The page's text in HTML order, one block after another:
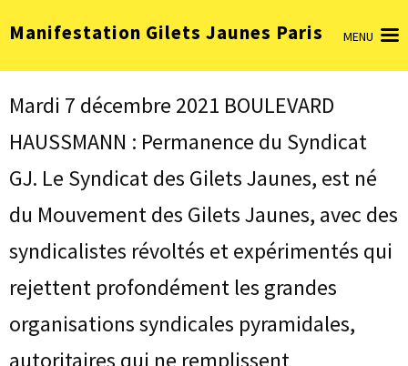
au
(Pressez
Entrée)
Manifestation Gilets Jaunes Paris MENU
Mardi 7 décembre 2021 BOULEVARD
HAUSSMANN : Permanence du Syndicat
GJ. Le Syndicat des Gilets Jaunes, est né
du Mouvement des Gilets Jaunes, avec des
syndicalistes révoltés et expérimentés qui
rejettent profondément les grandes
organisations syndicales pyramidales,
autoritaires qui ne remplissent